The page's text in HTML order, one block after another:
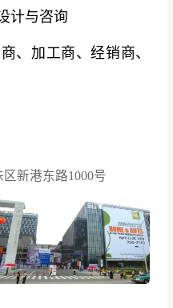
计与咨询
、加工商、经销商、
新港东路1000号